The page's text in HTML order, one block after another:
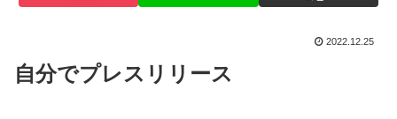
2022.12.25
自分でプレスリリース